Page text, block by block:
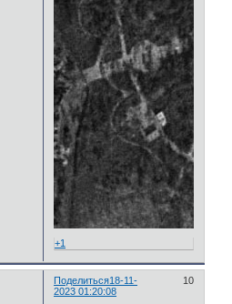
+1
Поделиться 10
18-11-
2023 01:20:08